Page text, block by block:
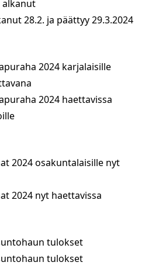
alkanut
28.2. ja päättyy 29.3.2024
2024 karjalaisille
2024 haettavissa
2024 osakuntalaisille nyt
2024 nyt haettavissa
tulokset
tulokset